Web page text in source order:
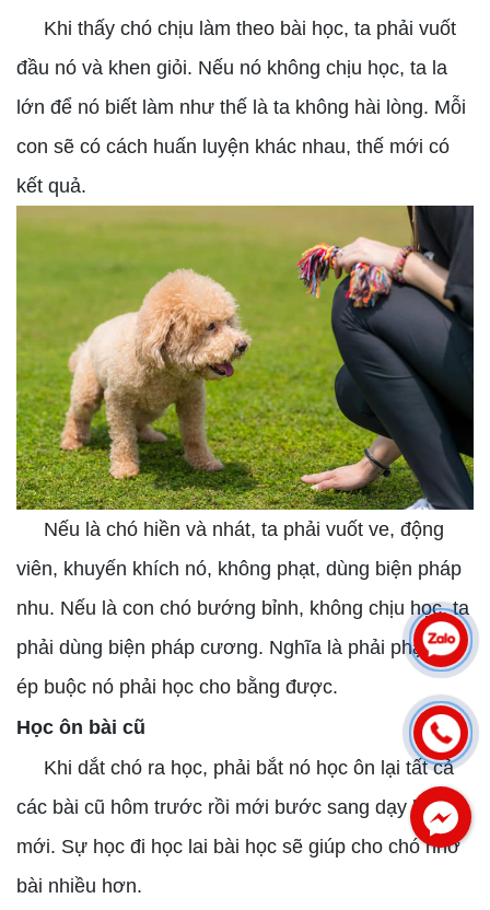
Khi thấy chó chịu làm theo bài học, ta phải vuốt
đầu nó và khen giỏi. Nếu nó không chịu học, ta la
lớn để nó biết làm như thế là ta không hài lòng. Mỗi
con sẽ có cách huấn luyện khác nhau, thế mới có
kết quả.
Nếu là chó hiền và nhát, ta phải vuốt ve, động
viên, khuyến khích nó, không phạt, dùng biện pháp
nhu. Nếu là con chó bướng bỉnh, không chịu học, ta
phải dùng biện pháp cương. Nghĩa là phải phạt để
ép buộc nó phải học cho bằng được.
Học ôn bài cũ
Khi dắt chó ra học, phải bắt nó học ôn lại tất cả
các bài cũ hôm trước rồi mới bước sang dạy bài
mới. Sự học đi học lai bài học sẽ giúp cho chó nhớ
bài nhiều hơn.